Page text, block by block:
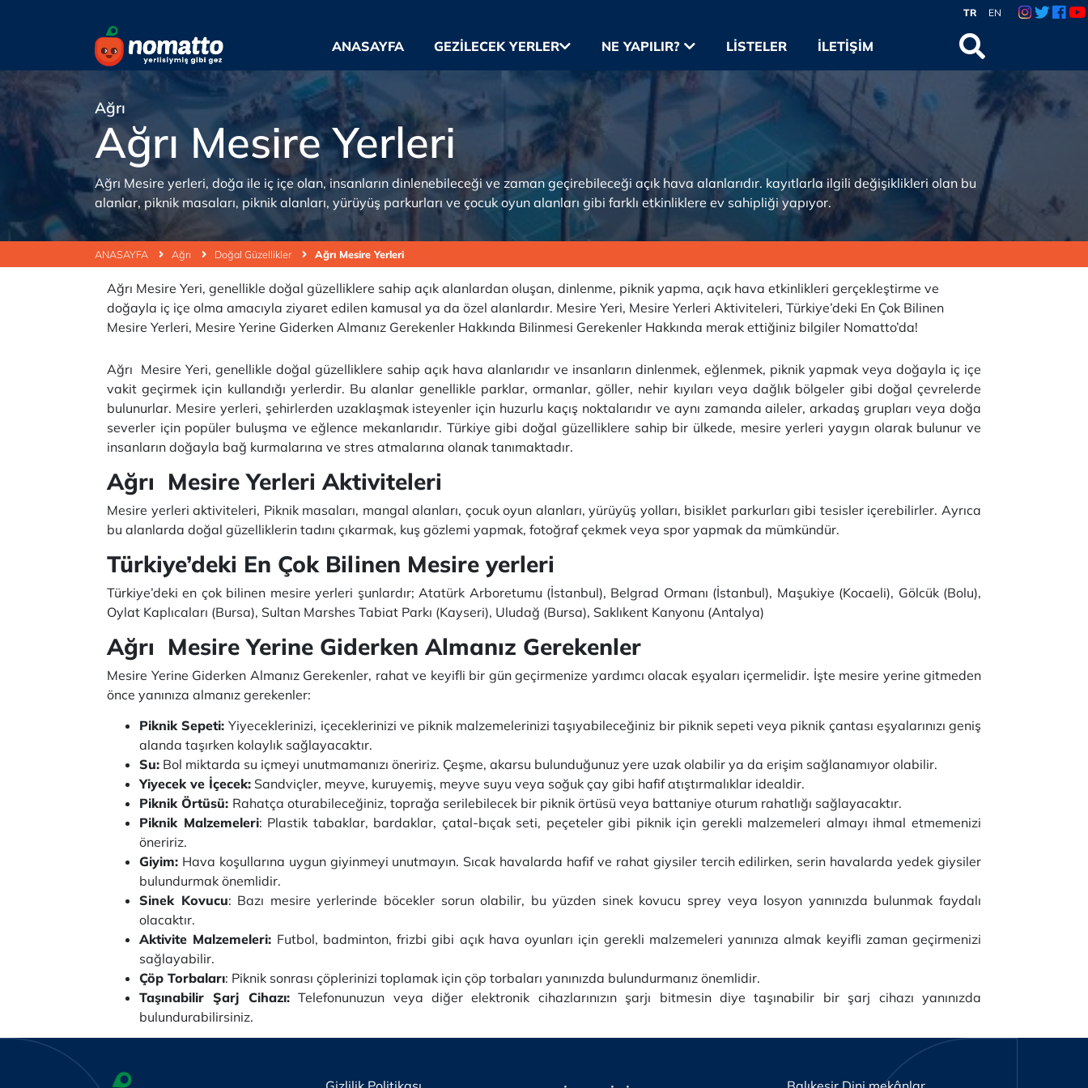
TR EN
ANASAYFA GEZILECEK YERLER NE YAPILIR? LISTELER İLETIŞIM
ANASAYFA Ağrı Doğal Güzellikler Ağrı Mesire Yerleri
Ağrı
Ağrı Mesire Yerleri
Ağrı Mesire yerleri, doğa ile iç içe olan, insanların dinlenebileceği ve zaman geçirebileceği açık hava alanlarıdır. kayıtlarla ilgili değişiklikleri olan bu
alanlar, piknik masaları, piknik alanları, yürüyüş parkurları ve çocuk oyun alanları gibi farklı etkinliklere ev sahipliği yapıyor.
Ağrı Mesire Yeri, genellikle doğal güzelliklere sahip açık alanlardan oluşan, dinlenme, piknik yapma, açık hava etkinlikleri gerçekleştirme ve
doğayla iç içe olma amacıyla ziyaret edilen kamusal ya da özel alanlardır. Mesire Yeri, Mesire Yerleri Aktiviteleri, Türkiye’deki En Çok Bilinen
Mesire Yerleri, Mesire Yerine Giderken Almanız Gerekenler Hakkında Bilinmesi Gerekenler Hakkında merak ettiğiniz bilgiler Nomatto’da!
Ağrı Mesire Yeri, genellikle doğal güzelliklere sahip açık hava alanlarıdır ve insanların dinlenmek, eğlenmek, piknik yapmak veya doğayla iç içe
vakit geçirmek için kullandığı yerlerdir. Bu alanlar genellikle parklar, ormanlar, göller, nehir kıyıları veya dağlık bölgeler gibi doğal çevrelerde
bulunurlar. Mesire yerleri, şehirlerden uzaklaşmak isteyenler için huzurlu kaçış noktalarıdır ve aynı zamanda aileler, arkadaş grupları veya doğa
severler için popüler buluşma ve eğlence mekanlarıdır. Türkiye gibi doğal güzelliklere sahip bir ülkede, mesire yerleri yaygın olarak bulunur ve
insanların doğayla bağ kurmalarına ve stres atmalarına olanak tanımaktadır.
Ağrı Mesire Yerleri Aktiviteleri
Mesire yerleri aktiviteleri, Piknik masaları, mangal alanları, çocuk oyun alanları, yürüyüş yolları, bisiklet parkurları gibi tesisler içerebilirler. Ayrıca
bu alanlarda doğal güzelliklerin tadını çıkarmak, kuş gözlemi yapmak, fotoğraf çekmek veya spor yapmak da mümkündür.
Türkiye’deki En Çok Bilinen Mesire yerleri
Türkiye’deki en çok bilinen mesire yerleri şunlardır; Atatürk Arboretumu (İstanbul), Belgrad Ormanı (İstanbul), Maşukiye (Kocaeli), Gölcük (Bolu),
Oylat Kaplıcaları (Bursa), Sultan Marshes Tabiat Parkı (Kayseri), Uludağ (Bursa), Saklıkent Kanyonu (Antalya)
Ağrı Mesire Yerine Giderken Almanız Gerekenler
Mesire Yerine Giderken Almanız Gerekenler, rahat ve keyifli bir gün geçirmenize yardımcı olacak eşyaları içermelidir. İşte mesire yerine gitmeden
önce yanınıza almanız gerekenler:
Piknik Sepeti:Yiyeceklerinizi, içeceklerinizi ve piknik malzemelerinizi taşıyabileceğiniz bir piknik sepeti veya piknik çantası eşyalarınızı geniş
alanda taşırken kolaylık sağlayacaktır.
Su: Bol miktarda su içmeyi unutmamanızı öneririz. Çeşme, akarsu bulunduğunuz yere uzak olabilir ya da erişim sağlanamıyor olabilir.
Yiyecek ve İçecek: Sandviçler, meyve, kuruyemiş, meyve suyu veya soğuk çay gibi hafif atıştırmalıklar idealdir.
Piknik Örtüsü: Rahatça oturabileceğiniz, toprağa serilebilecek bir piknik örtüsü veya battaniye oturum rahatlığı sağlayacaktır.
Piknik Malzemeleri: Plastik tabaklar, bardaklar, çatal-bıçak seti, peçeteler gibi piknik için gerekli malzemeleri almayı ihmal etmemenizi
öneririz.
Giyim: Hava koşullarına uygun giyinmeyi unutmayın. Sıcak havalarda hafif ve rahat giysiler tercih edilirken, serin havalarda yedek giysiler
bulundurmak önemlidir.
Sinek Kovucu: Bazı mesire yerlerinde böcekler sorun olabilir, bu yüzden sinek kovucu sprey veya losyon yanınızda bulunmak faydalı
olacaktır.
Aktivite Malzemeleri: Futbol, badminton, frizbi gibi açık hava oyunları için gerekli malzemeleri yanınıza almak keyifli zaman geçirmenizi
sağlayabilir.
Çöp Torbaları: Piknik sonrası çöplerinizi toplamak için çöp torbaları yanınızda bulundurmanız önemlidir.
Taşınabilir Şarj Cihazı:Telefonunuzun veya diğer elektronik cihazlarınızın şarjı bitmesin diye taşınabilir bir şarj cihazı yanınızda
bulundurabilirsiniz.